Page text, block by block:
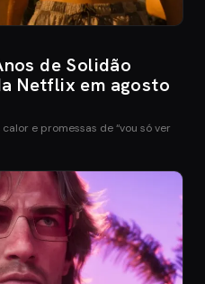
de Solidão
Netflix em agosto
e promessas de “vou só ver